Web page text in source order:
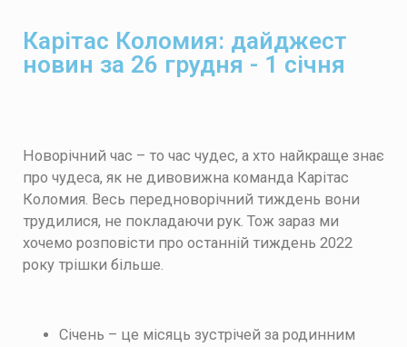
Карітас Коломия: дайджест
новин за 26 грудня - 1 січня
Новорічний час – то час чудес, а хто найкраще знає
про чудеса, як не дивовижна команда Карітас
Коломия. Весь передноворічний тиждень вони
трудилися, не покладаючи рук. Тож зараз ми
хочемо розповісти про останній тиждень 2022
року трішки більше.
Січень – це місяць зустрічей за родинним